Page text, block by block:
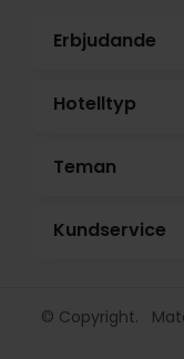
Erbjudande
Hotelltyp
Teman
Kundservice
© Copyright.